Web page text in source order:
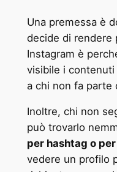
Una premessa è
decide di rendere
Instagram è
visibile i
a chi non fa parte
Inoltre, chi non
può trovarlo
per hashtag o
vedere un profilo